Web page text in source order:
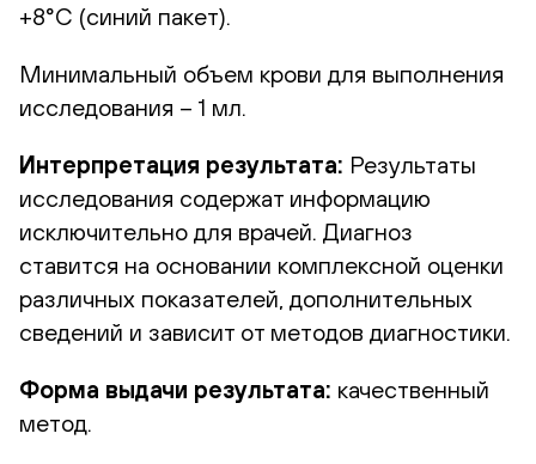
+8°С (синий пакет).
Минимальный объем крови для выполнения
исследования – 1 мл.
Интерпретация результата: Результаты
исследования содержат информацию
исключительно для врачей. Диагноз
ставится на основании комплексной оценки
различных показателей, дополнительных
сведений и зависит от методов диагностики.
Форма выдачи результата: качественный
метод.